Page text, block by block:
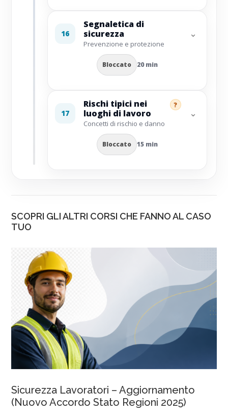
16
Segnaletica di
sicurezza
Prevenzione e protezione
Bloccato 20 min
⌄
17
Rischi tipici nei
luoghi di lavoro
?
Concetti di rischio e danno
Bloccato 15 min
⌄
SCOPRI GLI ALTRI CORSI CHE FANNO AL CASO
TUO
Sicurezza Lavoratori – Aggiornamento
(Nuovo Accordo Stato Regioni 2025)